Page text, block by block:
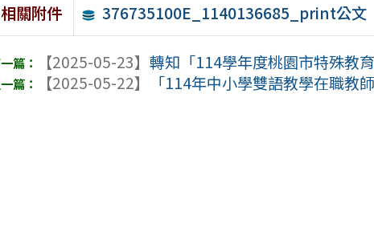
相關附件
376735100E_1140136685_print公文
【2025-05-23】轉知「114學年度桃園市特殊教
【2025-05-22】
「114年中小學雙語教學在職教